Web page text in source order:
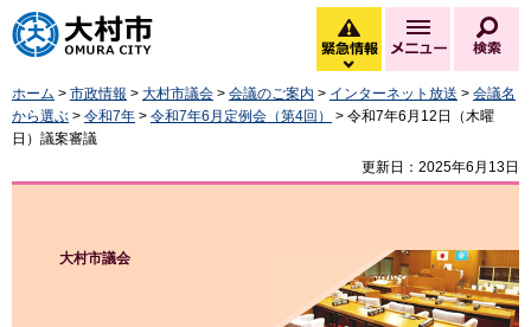
大村市
緊急情報
緊急情報を開く
メニュー
ホーム > 市政情報 > 大村市議会 > 会議のご案内 > インターネット放送 > 会議名
から選ぶ > 令和7年 > 令和7年6月定例会（第4回）
> 令和7年6月12日（木曜
日）議案審議
更新日：2025年6月13日
大村市議会